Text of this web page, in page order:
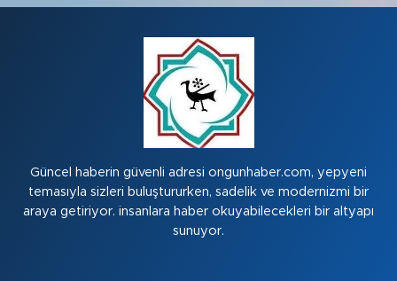
Güncel haberin güvenli adresi ongunhaber.com, yepyeni
temasıyla sizleri buluştururken, sadelik ve modernizmi bir
araya getiriyor. insanlara haber okuyabilecekleri bir altyapı
sunuyor.